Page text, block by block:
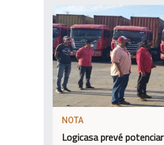
NOTA
Logicasa prevé potenciar